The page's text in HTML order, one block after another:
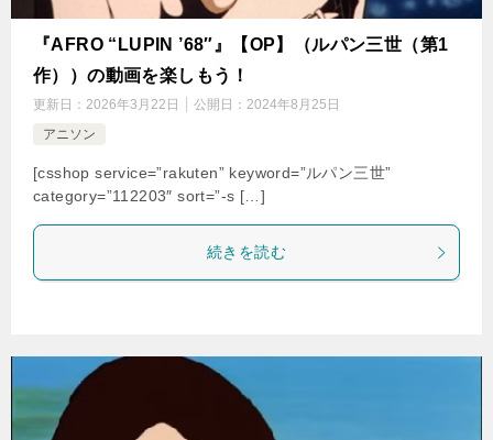
『AFRO “LUPIN ’68″』【OP】（ルパン三世（第1
作））の動画を楽しもう！
更新日： 2026年3月22日 公開日： 2024年8月25日
アニソン
[csshop service=”rakuten” keyword=”ルパン三世”
category=”112203″ sort=”-s […]
続きを読む